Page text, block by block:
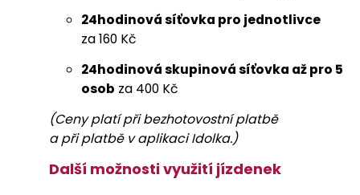
24hodinová síťovka pro jednotlivce
za 160 Kč
24hodinová skupinová síťovka až pro 5
osob za 400 Kč
(Ceny platí při bezhotovostní platbě
a při platbě v aplikaci Idolka.)
Další možnosti využití jízdenek